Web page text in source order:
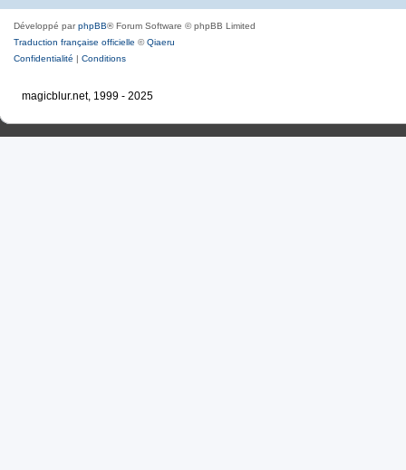
Développé parphpBB® Forum Software © phpBB Limited
Traduction française officielle ©Qiaeru
Confidentialité | Conditions
magicblur.net, 1999 - 2025